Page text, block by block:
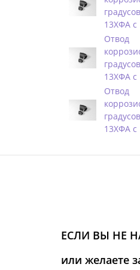
13ХФА с
Отвод
13ХФА с
Отвод
13ХФА с
ЕСЛИ ВЫ НЕ
или желаете